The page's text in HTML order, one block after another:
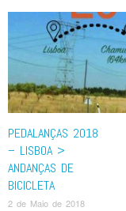
PEDALANÇAS 2018
– LISBOA >
ANDANÇAS DE
BICICLETA
2 de Maio de 2018